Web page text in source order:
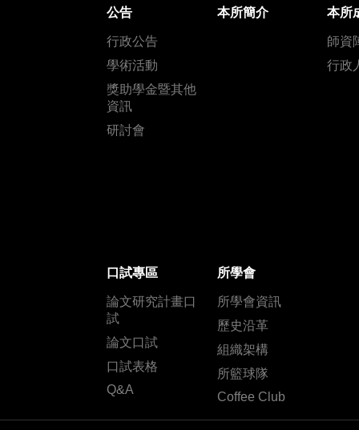
公告
行政公告
學術活動
獎助學金暨其他
資訊
研討會
本所簡介 本所
師資
行政
口試專區
論文研究計畫口
試
論文口試
口試表格
Q&A
所學會
所學會資訊
歷史沿革
組織架構
所籃球隊
Coffee Club